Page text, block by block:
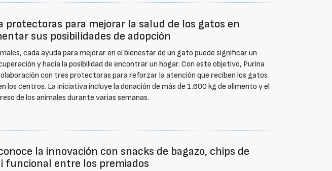
protectoras para mejorar la salud de los gatos en
sus posibilidades de adopción
cada ayuda para mejorar en el bienestar de un gato puede significar un
y hacia la posibilidad de encontrar un hogar. Con este objetivo, Purina
con tres protectoras para reforzar la atención que reciben los gatos
los centros. La iniciativa incluye la donación de más de 1.600 kg de alimento y el
de los animales durante varias semanas.
la innovación con snacks de bagazo, chips de
funcional entre los premiados